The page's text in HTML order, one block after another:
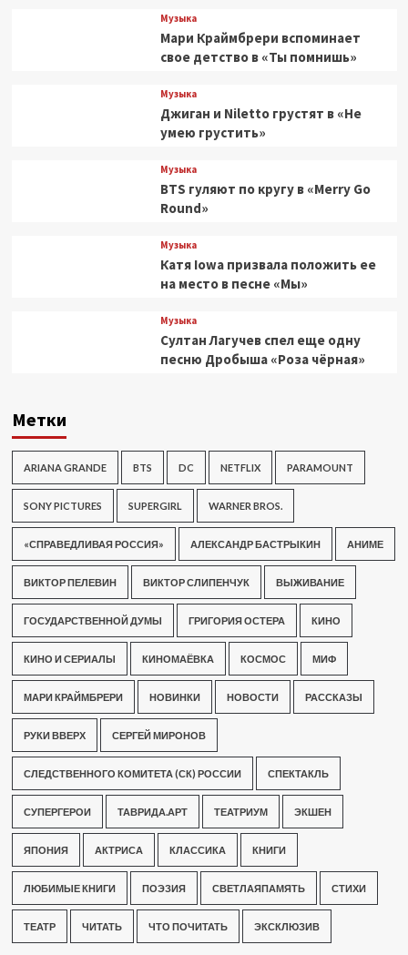
Музыка
Мари Краймбрери вспоминает
свое детство в «Ты помнишь»
Музыка
Джиган и Niletto грустят в «Не
умею грустить»
Музыка
BTS гуляют по кругу в «Merry Go
Round»
Музыка
Катя Iowa призвала положить ее
на место в песне «Мы»
Музыка
Султан Лагучев спел еще одну
песню Дробыша «Роза чёрная»
Метки
ARIANA GRANDE BTS DC NETFLIX PARAMOUNT
SONY PICTURES SUPERGIRL WARNER BROS.
«СПРАВЕДЛИВАЯ РОССИЯ» АЛЕКСАНДР БАСТРЫКИН АНИМЕ
ВИКТОР ПЕЛЕВИН ВИКТОР СЛИПЕНЧУК ВЫЖИВАНИЕ
ГОСУДАРСТВЕННОЙ ДУМЫ ГРИГОРИЯ ОСТЕРА КИНО
КИНО И СЕРИАЛЫ КИНОМАЁВКА КОСМОС МИФ
МАРИ КРАЙМБРЕРИ НОВИНКИ НОВОСТИ РАССКАЗЫ
РУКИ ВВЕРХ СЕРГЕЙ МИРОНОВ
СЛЕДСТВЕННОГО КОМИТЕТА (СК) РОССИИ СПЕКТАКЛЬ
СУПЕРГЕРОИ ТАВРИДА.АРТ ТЕАТРИУМ ЭКШЕН
ЯПОНИЯ АКТРИСА КЛАССИКА КНИГИ
ЛЮБИМЫЕ КНИГИ ПОЭЗИЯ СВЕТЛАЯПАМЯТЬ СТИХИ
ТЕАТР ЧИТАТЬ ЧТО ПОЧИТАТЬ ЭКСКЛЮЗИВ